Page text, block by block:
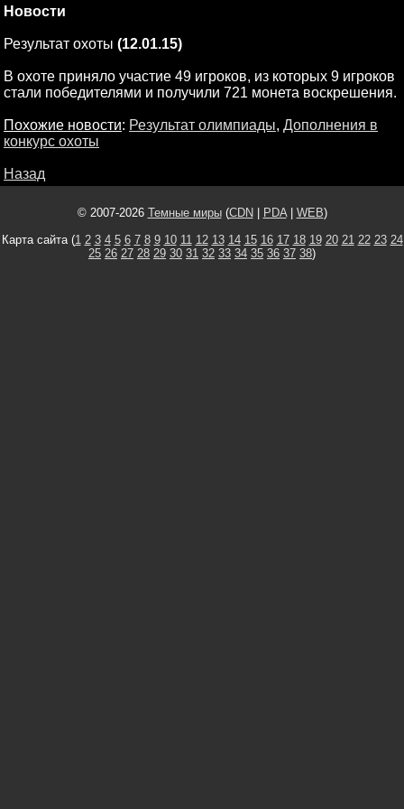
Новости
Результат охоты (12.01.15)
В охоте приняло участие 49 игроков, из которых 9 игроков
стали победителями и получили 721 монета воскрешения.
Похожие новости: Результат олимпиады, Дополнения в
конкурс охоты
Назад
© 2007-2026 Темные миры(CDN PDA| WEB)
Карта сайта (1 2 3 4 5 6 7 8 9 10 11 12 13 14 15 16 17 18 19 20 21 22 23 24
25 26 27 28 29 30 31 32 33 34 35 36 37 38)